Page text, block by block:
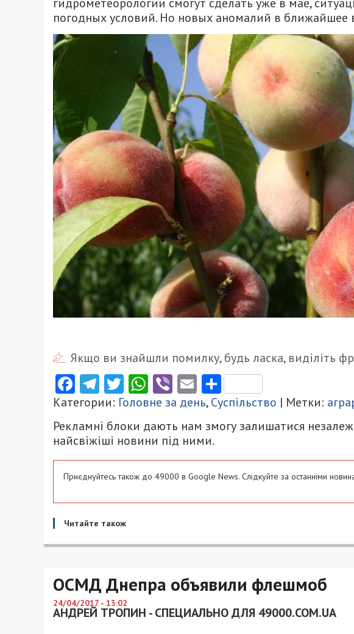
погодных условий. Но новых аномалий в ближайшее
Якщо ви знайшли помилку, будь ласка, виділіть
Facebook
Telegram
Twitter
WhatsApp
ViberEmailПоділитися
Категории: Головне за день,Суспільство | Метки:
Рекламні блоки дають нам змогу залишатися
найсвіжіші новини під ними.
Приєднуйтесь також до 49000 в Google News. Слідкуйте за останніми
Читайте також
ОСМД Днепра объявили флешмоб
24/04/2017 - 13:02
АНДРЕЙ ТРОПИН - СПЕЦИАЛЬНО ДЛЯ 49000.COM.UA